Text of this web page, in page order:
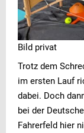
Bild privat
Trotz dem
im ersten Lauf
dabei. Doch
bei der
Fahrerfeld hier